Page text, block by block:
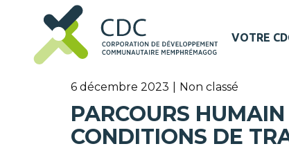
VOTRE
6 décembre 2023 Non classé
PARCOURS
CONDITIONS DE